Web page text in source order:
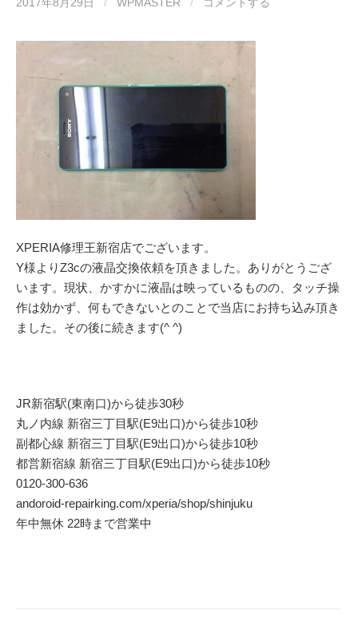
XPERIA修理王新宿店でございます。
Y様よりZ3cの液晶交換依頼を頂きました。ありがとうござ
います。現状、かすかに液晶は映っているものの、タッチ操
作は効かず、何もできないとのことで当店にお持ち込み頂き
ました。その後に続きます(^ ^)
JR新宿駅(東南口)から徒歩30秒
丸ノ内線 新宿三丁目駅(E9出口)から徒歩10秒
副都心線 新宿三丁目駅(E9出口)から徒歩10秒
都営新宿線 新宿三丁目駅(E9出口)から徒歩10秒
0120-300-636
andoroid-repairking.com/xperia/shop/shinjuku
年中無休 22時まで営業中